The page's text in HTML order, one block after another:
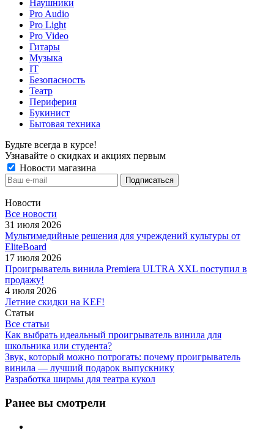
Наушники
Pro Audio
Pro Light
Pro Video
Гитары
Музыка
IT
Безопасность
Театр
Периферия
Букинист
Бытовая техника
Будьте всегда в курсе!
Узнавайте о скидках и акциях первым
Новости магазина
Новости
Все новости
31 июля 2026
Мультимедийные решения для учреждений культуры от
EliteBoard
17 июля 2026
Проигрыватель винила Premiera ULTRA XXL поступил в
продажу!
4 июля 2026
Летние скидки на KEF!
Статьи
Все статьи
Как выбрать идеальный проигрыватель винила для
школьника или студента?
Звук, который можно потрогать: почему проигрыватель
винила — лучший подарок выпускнику
Разработка ширмы для театра кукол
Ранее вы смотрели